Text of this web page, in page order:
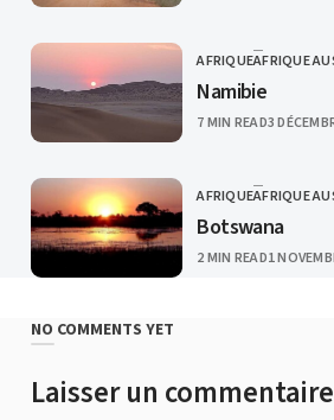
CATEGORY
AFRIQUEAFRIQUE
Namibie
7 MIN READ3
CATEGORY
AFRIQUEAFRIQUE
Botswana
2 MIN READ1
NO COMMENTS YET
Laisser un commentaire